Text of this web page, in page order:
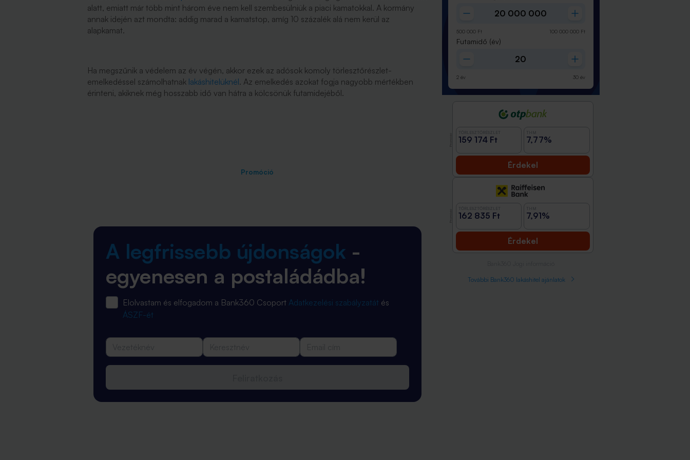
alatt, emiatt már több mint három éve nem kell szembesülniük a piaci kamatokkal. A kormány
annak idején azt mondta: addig marad a kamatstop, amíg 10 százalék alá nem kerül az
alapkamat.
Ha megszűnik a védelem az év végén, akkor ezek az adósok komoly törlesztőrészlet-
emelkedéssel számolhatnak lakáshitelüknél. Az emelkedés azokat fogja nagyobb mértékben
érinteni, akiknek még hosszabb idő van hátra a kölcsönük futamidejéből.
Promóció
A legfrissebb újdonságok -
egyenesen a postaládádba!
Elolvastam és elfogadom a Bank360 Csoport Adatkezelési szabályzatát és
ÁSZF-ét
500 000 Ft 100 000 000 Ft
Futamidő (év)
2 év 30 év
159 174 Ft 7,77%
Érdekel
162 835 Ft 7,91%
Érdekel
További Bank360 lakáshitel ajánlatok